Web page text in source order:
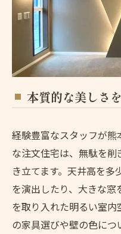
本質的な美しさ
経験豊富なスタッフが
な注文住宅は、無駄を
き立てます。天井高を
を演出したり、大きな
を取り入れた明るい室
の家具選びや壁の色に